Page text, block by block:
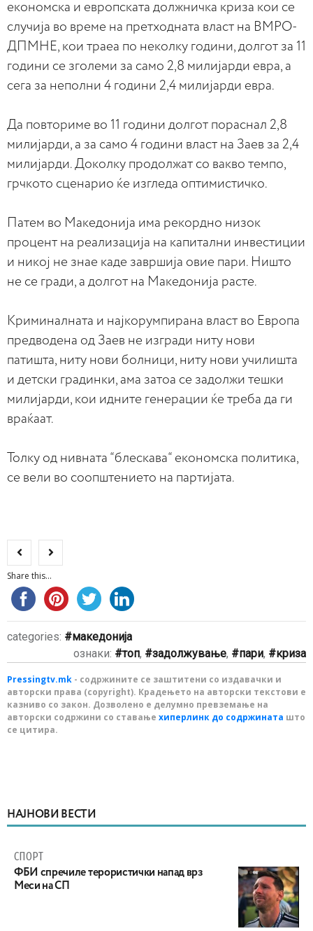
економска и европската должничка криза кои се
случија во време на претходната власт на ВМРО-
ДПМНЕ, кои траеа по неколку години, долгот за 11
години се зголеми за само 2,8 милијарди евра, а
сега за неполни 4 години 2,4 милијарди евра.
Да повториме во 11 години долгот пораснал 2,8
милијарди, а за само 4 години власт на Заев за 2,4
милијарди. Доколку продолжат со вакво темпо,
грчкото сценарио ќе изгледа оптимистичко.
Патем во Македонија има рекордно низок
процент на реализација на капитални инвестиции
и никој не знае каде завршија овие пари. Ништо
не се гради, а долгот на Македонија расте.
Криминалната и најкорумпирана власт во Европа
предводена од Заев не изгради ниту нови
патишта, ниту нови болници, ниту нови училишта
и детски градинки, ама затоа се задолжи тешки
милијарди, кои идните генерации ќе треба да ги
враќаат.
Толку од нивната “блескава“ економска политика,
се вели во соопштението на партијата.
Share this...
categories:
македонија
ознаки:
топ, задолжување, пари, криза
Pressingtv.mk - содржините се заштитени со издавачки и
авторски права (copyright). Крадењето на авторски текстови е
казниво со закон. Дозволено е делумно превземање на
авторски содржини со ставање хиперлинк до содржината што
се цитира.
НАЈНОВИ ВЕСТИ
СПОРТ
ФБИ спречиле терористички напад врз
Меси на СП